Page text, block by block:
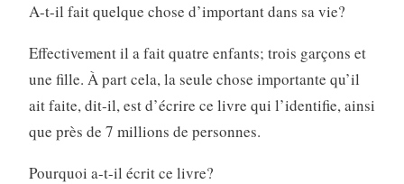
A-t-il fait quelque chose d’important dans sa vie?
Effectivement il a fait quatre enfants; trois garçons et
une fille. À part cela, la seule chose importante qu’il
ait faite, dit-il, est d’écrire ce livre qui l’identifie, ainsi
que près de 7 millions de personnes.
Pourquoi a-t-il écrit ce livre?